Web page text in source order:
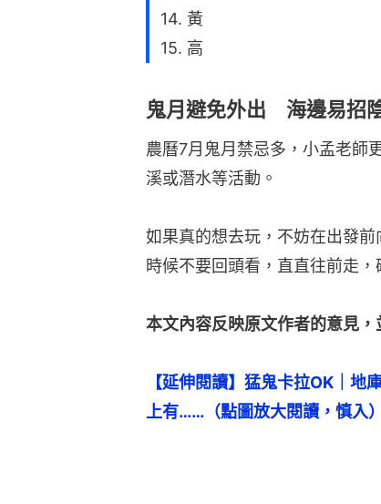
14. 黃
15. 高
鬼月避免外出 海邊易招
農曆7月鬼月禁忌多，小孟老師
溪或潛水等活動。
如果真的想去玩，不妨在出發
時候不要回頭看，直直往前走，
本文內容反映原文作者的意見
【延伸閱讀】猛鬼卡拉OK｜地
上有……（點圖放大閱讀，慎入